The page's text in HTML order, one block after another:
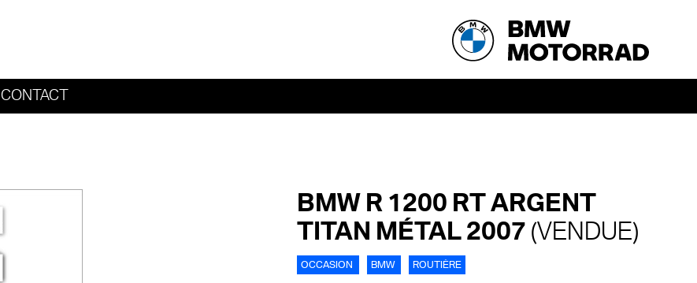
CONTACT
BMW R 1200 RT ARGENT
TITAN MÉTAL 2007 (VENDUE)
OCCASION BMW ROUTIÈRE